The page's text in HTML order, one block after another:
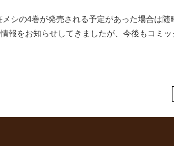
シの4巻が発売される予定があった場合は
報をお知らせしてきましたが、今後もコミ